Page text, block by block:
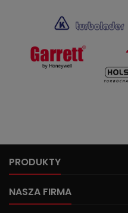
PRODUKTY
NASZA FIRMA